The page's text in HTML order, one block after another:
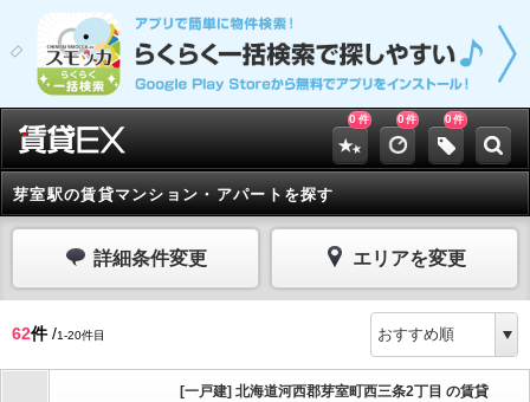
0 件 0件 0件
芽室駅の賃貸マンション・アパートを探す
詳細条件変更 エリアを変更
62件/1-20件目
[一戸建] 北海道河西郡芽室町西三条2丁目 の賃貸